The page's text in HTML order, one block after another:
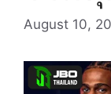
August 10,